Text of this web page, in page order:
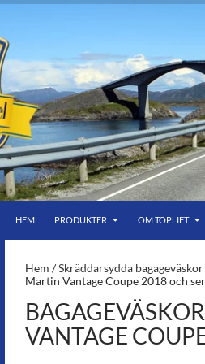
bar himmel
HEM
PRODUKTER OM TOPLIFT
Hem /Skräddarsydda bagageväskor
Martin Vantage Coupe 2018 och
VANTAGE